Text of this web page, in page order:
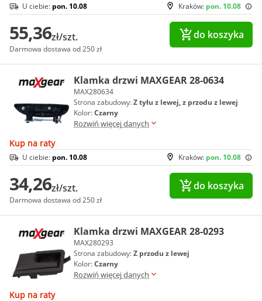
Kraków: pon. 10.08
U ciebie: pon. 10.08
55,36zł/szt.
Darmowa dostawa od 250 zł
do koszyka
Klamka drzwi MAXGEAR 28-0634
MAX280634
Strona zabudowy:Z tyłu z lewej, z przodu z lewej
Kolor:Czarny
Rozwiń więcej danych
Kup na raty
Kraków: pon. 10.08
U ciebie: pon. 10.08
34,26zł/szt.
Darmowa dostawa od 250 zł
do koszyka
Klamka drzwi MAXGEAR 28-0293
MAX280293
Strona zabudowy:Z przodu z lewej
Kolor:Czarny
Rozwiń więcej danych
Kup na raty